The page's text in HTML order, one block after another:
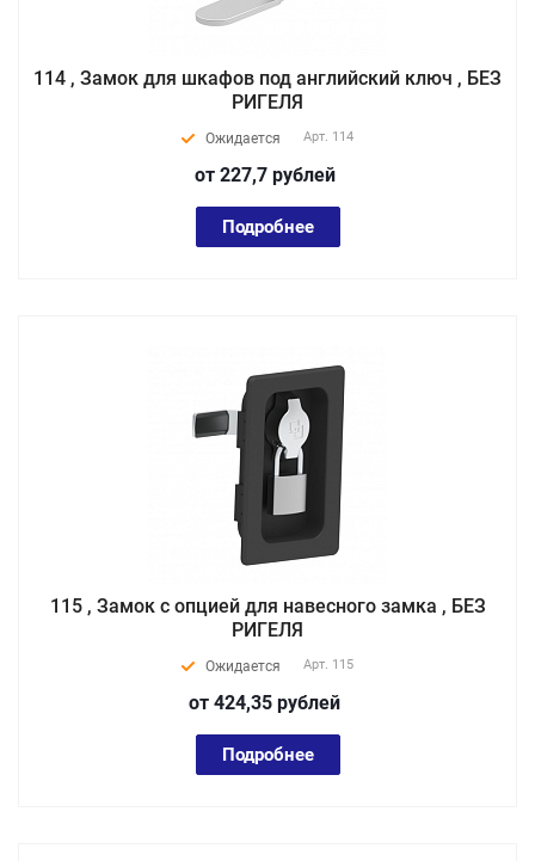
114 , Замок для шкафов под английский ключ , БЕЗ
РИГЕЛЯ
Ожидается Арт. 114
от 227,7 рублей
Подробнее
115 , Замок с опцией для навесного замка , БЕЗ
РИГЕЛЯ
Ожидается Арт. 115
от 424,35 рублей
Подробнее